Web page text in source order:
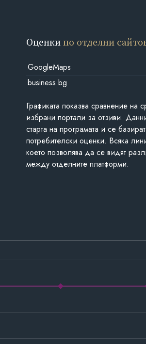
Оценкипо отделни
GoogleMaps
business.bg
Графиката показва сравнение на
избрани портали за отзиви.
старта на програмата и се
потребителски оценки. Всяка
което позволява да се видят
между отделните платформи.